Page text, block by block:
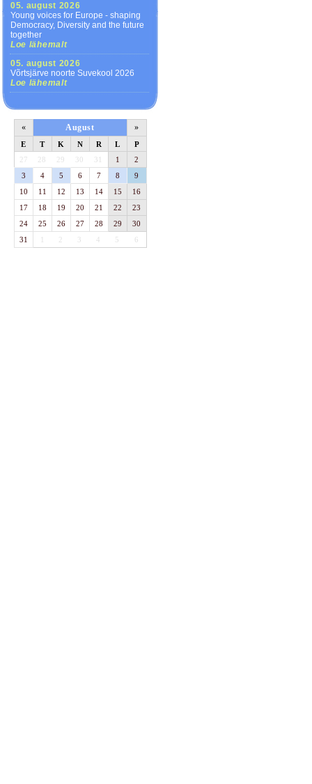
05. august 2026
Young voices for Europe - shaping
Democracy, Diversity and the future
together
Loe lähemalt
05. august 2026
Võrtsjärve noorte Suvekool 2026
Loe lähemalt
« August »
E T K N R L
P
27
28 29 30 31 1
2
3
4 5 6 7 8
9
10
11 12 13 14 15
16
17
18 19 20 21 22
23
24
25 26 27 28 29
30
31
1 3 4 5 6